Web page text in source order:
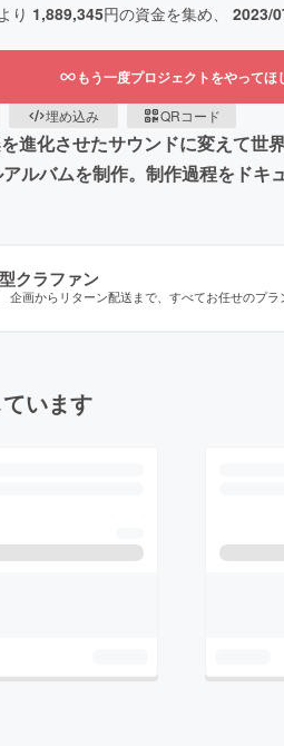
り 1,889,345円の資金を集め、 2023/
もう一度プロジェクトをやってほ
埋め込み QRコード
進化させたサウンドに変えて
ルバムを制作。制作過程をドキ
クラファン
企画からリターン配送まで、すべてお任せのプラ
います